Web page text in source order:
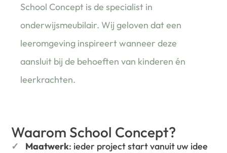
School Concept is de specialist in
onderwijsmeubilair. Wij geloven dat een
leeromgeving inspireert wanneer deze
aansluit bij de behoeften van kinderen én
leerkrachten.
Waarom School Concept?
Maatwerk: ieder project start vanuit uw idee